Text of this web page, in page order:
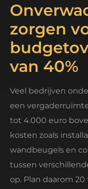
zorgen
van 40%
Veel bedrijven
een
tot 4.000 euro
kosten zoals
wandbeugels en
tussen
op. Plan daarom